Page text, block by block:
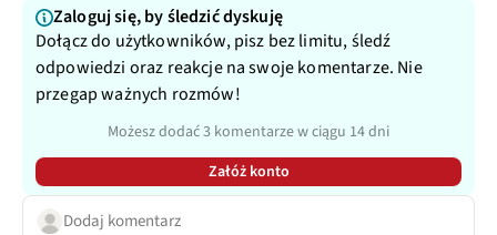
Zaloguj się, by śledzić dyskuję
Dołącz do użytkowników, pisz bez limitu, śledź
odpowiedzi oraz reakcje na swoje komentarze. Nie
przegap ważnych rozmów!
Możesz dodać 3 komentarze w ciągu 14 dni
Załóż konto
Dodaj komentarz